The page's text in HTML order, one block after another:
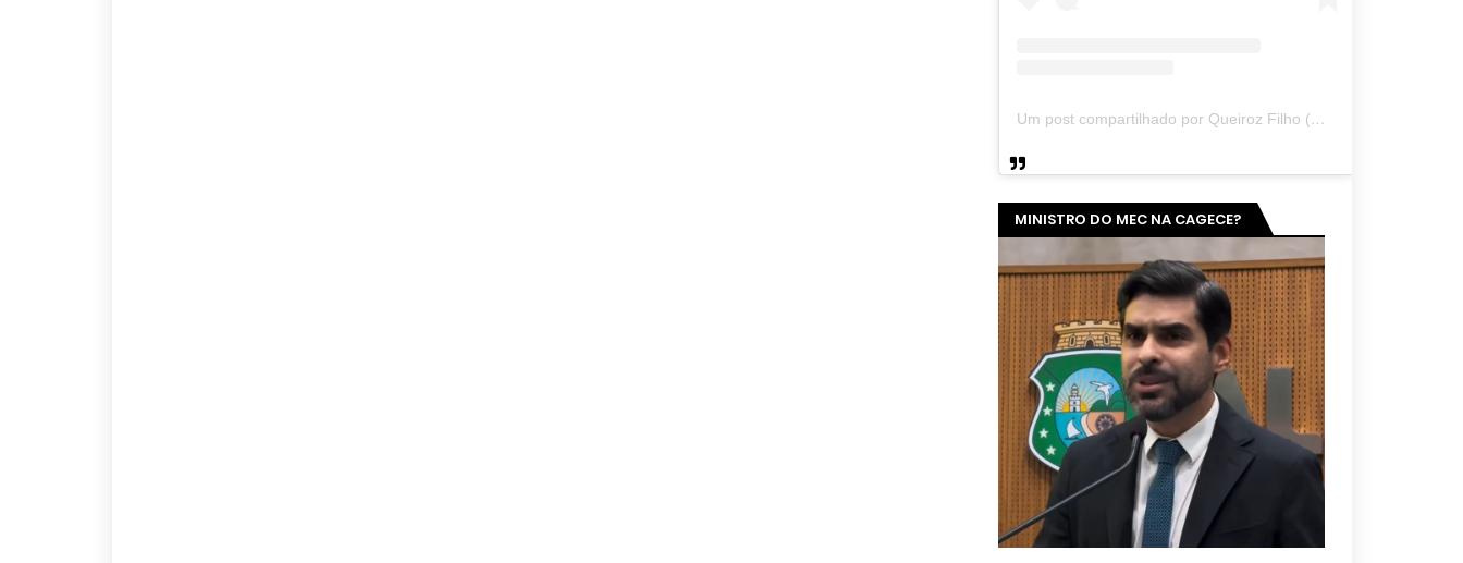
Um post compartilhado por Queiroz Filho (@queirozmfilho)
MINISTRO DO MEC NA CAGECE?